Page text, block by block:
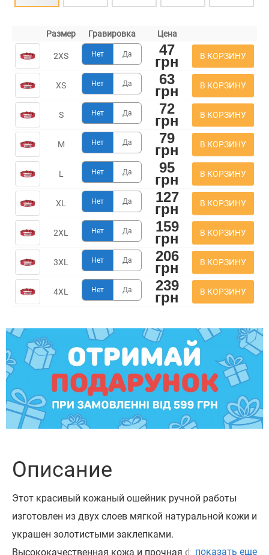
Размер Гравировка Цена
2XS Нет Да 47
грн В КОРЗИНУ
XS Нет Да 63
грн В КОРЗИНУ
S Нет Да 72
грн В КОРЗИНУ
M Нет Да 79
грн В КОРЗИНУ
L Нет Да 95
грн В КОРЗИНУ
XL Нет Да 127
грн В КОРЗИНУ
2XL Нет Да 159
грн В КОРЗИНУ
3XL Нет Да 206
грн В КОРЗИНУ
4XL Нет Да 239
грн В КОРЗИНУ
Описание
Этот красивый кожаный ошейник ручной работы
изготовлен из двух слоев мягкой натуральной кожи и
украшен золотистыми заклепками.
Высококачественная кожа и прочная фурнитура -
показать еще